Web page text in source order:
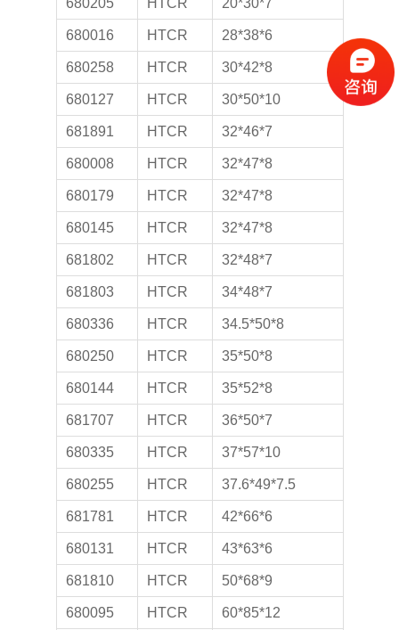
680016 HTCR 28*38*6
680258 HTCR 30*42*8
680127 HTCR 30*50*10
681891 HTCR 32*46*7
680008 HTCR 32*47*8
680179 HTCR 32*47*8
680145 HTCR 32*47*8
681802 HTCR 32*48*7
681803 HTCR 34*48*7
680336 HTCR 34.5*50*8
680250 HTCR 35*50*8
680144 HTCR 35*52*8
681707 HTCR 36*50*7
680335 HTCR 37*57*10
680255 HTCR 37.6*49*7.5
681781 HTCR 42*66*6
680131 HTCR 43*63*6
681810 HTCR 50*68*9
680095 HTCR 60*85*12